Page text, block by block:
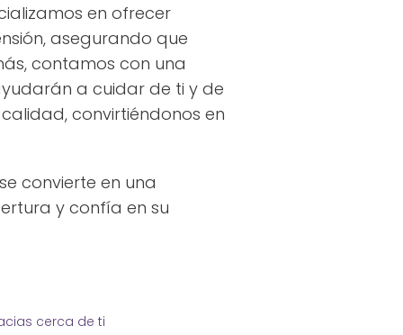
en ofrecer
asegurando que
contamos con una
a cuidar de ti y de
convirtiéndonos en
convierte en una
y confía en su
cerca de ti